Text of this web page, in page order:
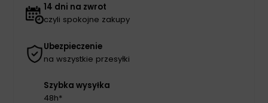
14 dni na zwrot
czyli spokojne zakupy
Ubezpieczenie
na wszystkie przesyłki
Szybka wysyłka
48h*